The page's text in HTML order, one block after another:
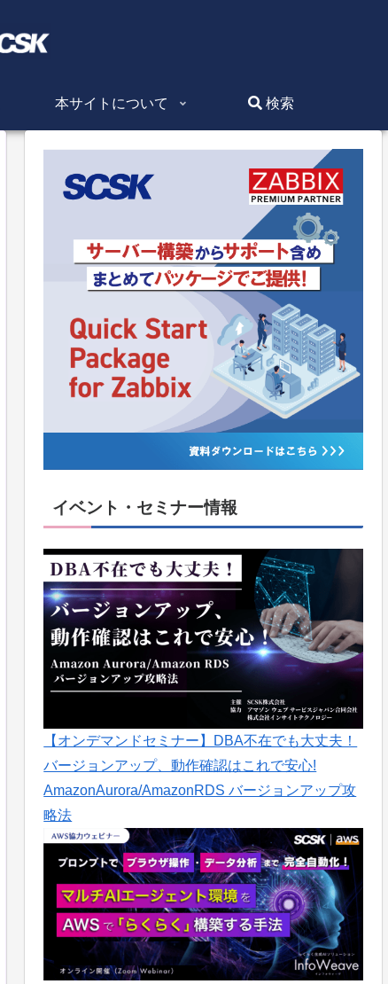
本サイトについて 検索
イベント・セミナー情報
【オンデマンドセミナー】DBA不在でも大丈夫！
バージョンアップ、動作確認はこれで安心!
AmazonAurora/AmazonRDS バージョンアップ攻
略法